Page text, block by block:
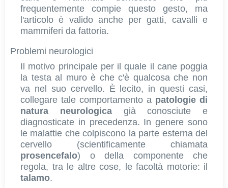
frequentemente compie questo gesto, ma
l'articolo è valido anche per gatti, cavalli e
mammiferi da fattoria.
Problemi neurologici
Il motivo principale per il quale il cane poggia
la testa al muro è che c'è qualcosa che non
va nel suo cervello. È lecito, in questi casi,
collegare tale comportamento a patologie di
natura neurologicagià conosciute e
diagnosticate in precedenza. In genere sono
le malattie che colpiscono la parte esterna del
cervello (scientificamente chiamata
prosencefalo) o della componente che
regola, tra le altre cose, le facoltà motorie: il
talamo.